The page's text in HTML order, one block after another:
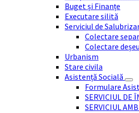
Buget și Finanțe
Executare silită
Serviciul de
Colectare
Colectare
Urbanism
Stare civila
Asistență Socială
Formulare
SERVICIUL DE
SERVICIUL